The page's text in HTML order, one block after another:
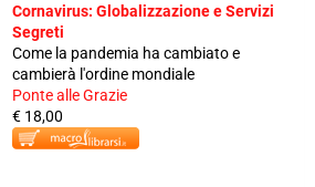
Cornavirus: Globalizzazione e Servizi
Segreti
Come la pandemia ha cambiato e
cambierà l'ordine mondiale
Ponte alle Grazie
€ 18,00